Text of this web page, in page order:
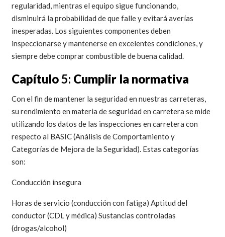
regularidad, mientras el equipo sigue funcionando,
disminuirá la probabilidad de que falle y evitará averías
inesperadas. Los siguientes componentes deben
inspeccionarse y mantenerse en excelentes condiciones, y
siempre debe comprar combustible de buena calidad.
Capítulo5: Cumplir la normativa
Con el fin de mantener la seguridad en nuestras carreteras,
su rendimiento en materia de seguridad en carretera se mide
utilizando los datos de las inspecciones en carretera con
respecto al BASIC (Análisis de Comportamiento y
Categorías de Mejora de la Seguridad). Estas categorías
son:
Conducción insegura
Horas de servicio (conducción con fatiga) Aptitud del
conductor (CDL y médica) Sustancias controladas
(drogas/alcohol)